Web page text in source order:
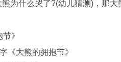
为什么哭了?(幼儿猜测)，那
》
大熊的拥抱节》